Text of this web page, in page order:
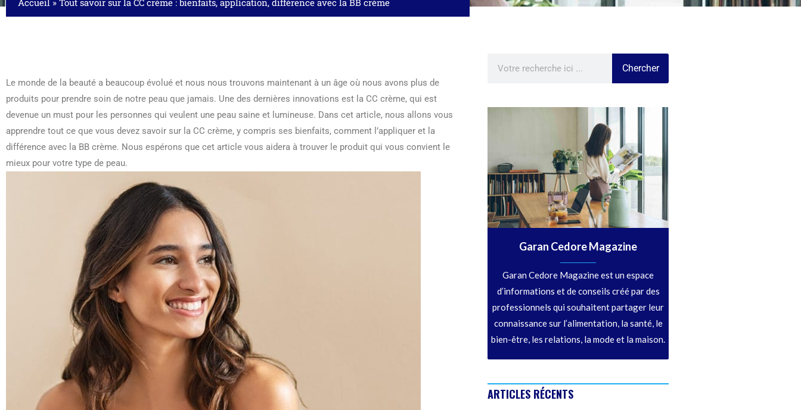
Accueil » Tout savoir sur la CC crème : bienfaits, application, différence avec la BB crème
Le monde de la beauté a beaucoup évolué et nous nous trouvons maintenant à un âge où nous avons plus de
produits pour prendre soin de notre peau que jamais. Une des dernières innovations est la CC crème, qui est
devenue un must pour les personnes qui veulent une peau saine et lumineuse. Dans cet article, nous allons vous
apprendre tout ce que vous devez savoir sur la CC crème, y compris ses bienfaits, comment l’appliquer et la
différence avec la BB crème. Nous espérons que cet article vous aidera à trouver le produit qui vous convient le
mieux pour votre type de peau.
Chercher
Garan Cedore Magazine
Garan Cedore Magazine est un espace
d’informations et de conseils créé par des
professionnels qui souhaitent partager leur
connaissance sur l’alimentation, la santé, le
bien-être, les relations, la mode et la maison.
ARTICLES RÉCENTS